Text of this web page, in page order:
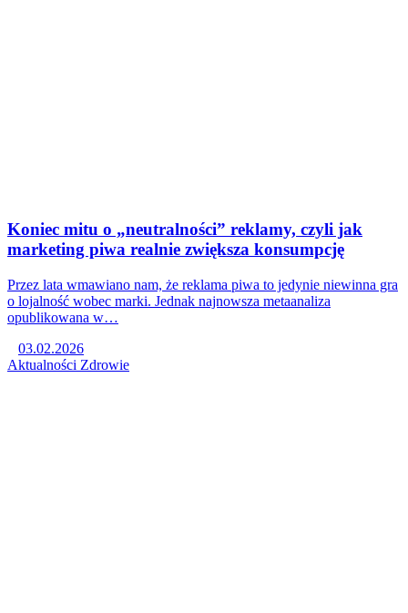
Koniec mitu o „neutralności” reklamy, czyli jak
marketing piwa realnie zwiększa konsumpcję
Przez lata wmawiano nam, że reklama piwa to jedynie niewinna gra
o lojalność wobec marki. Jednak najnowsza metaanaliza
opublikowana w…
03.02.2026
Aktualności Zdrowie